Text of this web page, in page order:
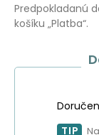
Predpokladanú
košíku „Platba“.
TIP